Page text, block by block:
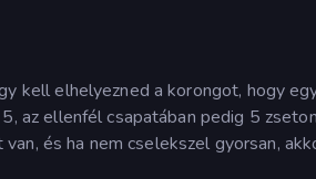
kell elhelyezned a korongot, hogy
az ellenfél csapatában pedig 5
és ha nem cselekszel gyorsan,